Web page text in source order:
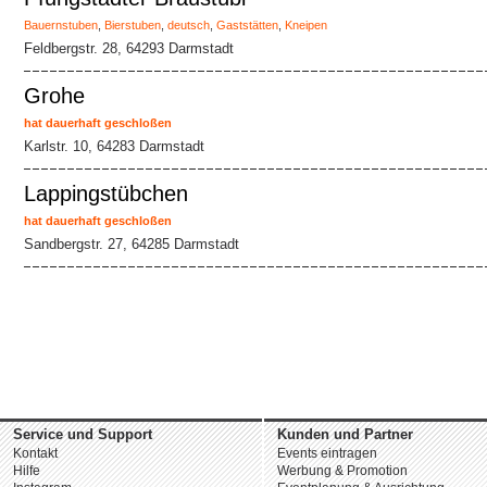
Bauernstuben Bierstuben deutsch Gaststätten Kneipen
Feldbergstr. 28, 64293 Darmstadt
Grohe
hat dauerhaft geschloßen
Karlstr. 10, 64283 Darmstadt
Lappingstübchen
hat dauerhaft geschloßen
Sandbergstr. 27, 64285 Darmstadt
Service und Support
Kontakt
Hilfe
Kunden und Partner
Events eintragen
Werbung & Promotion